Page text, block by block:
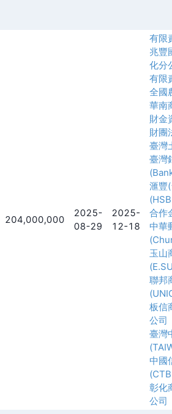
204,000,000
2025-
08-29
2025-
12-18
有限
兆豐
化分
有限
全國
華南
財金
財團
臺灣
臺灣
滙豐
合作
中華
玉山
聯邦
板信
公司
臺灣
中國
彰化
公司